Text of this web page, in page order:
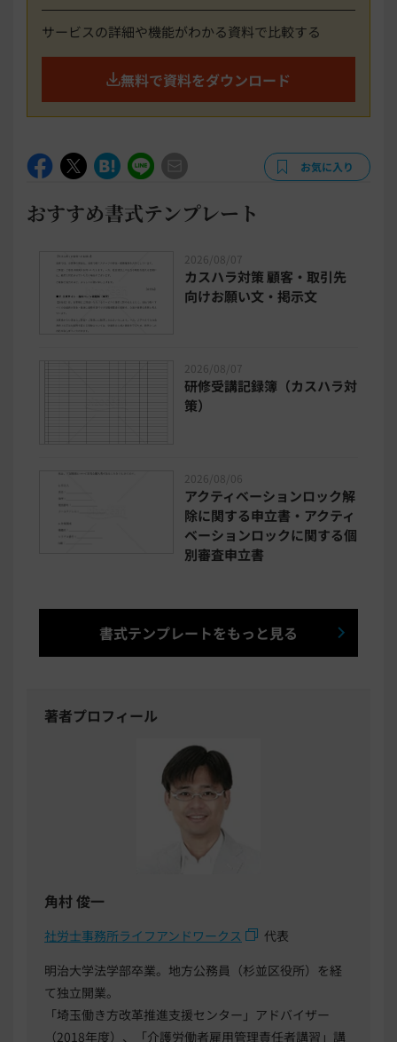
サービスの詳細や機能がわかる資料で比較する
無料で資料をダウンロード
お気に入り
おすすめ書式テンプレート
2026/08/07
カスハラ対策 顧客・取引先
向けお願い文・掲示文
2026/08/07
研修受講記録簿（カスハラ対
策）
2026/08/06
アクティベーションロック解
除に関する申立書・アクティ
ベーションロックに関する個
別審査申立書
書式テンプレートをもっと見る
著者プロフィール
角村 俊一
社労士事務所ライフアンドワークス
代表
明治大学法学部卒業。地方公務員（杉並区役所）を経
て独立開業。
「埼玉働き方改革推進支援センター」アドバイザー
（2018年度）、「介護労働者雇用管理責任者講習」講